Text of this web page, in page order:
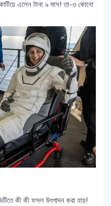
এলেন টানা ৯ মাস! তা-ও কোনো
কী কী ফসল উৎপাদন করা যায়!